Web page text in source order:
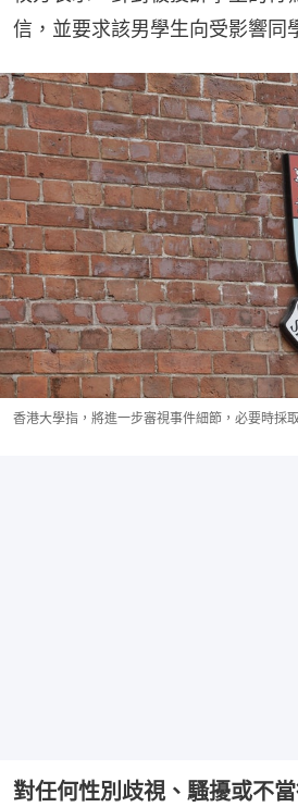
信，並要求該男學生向受影響同
香港大學指，將進一步審視事件細節，必要時採
對任何性別歧視、騷擾或不